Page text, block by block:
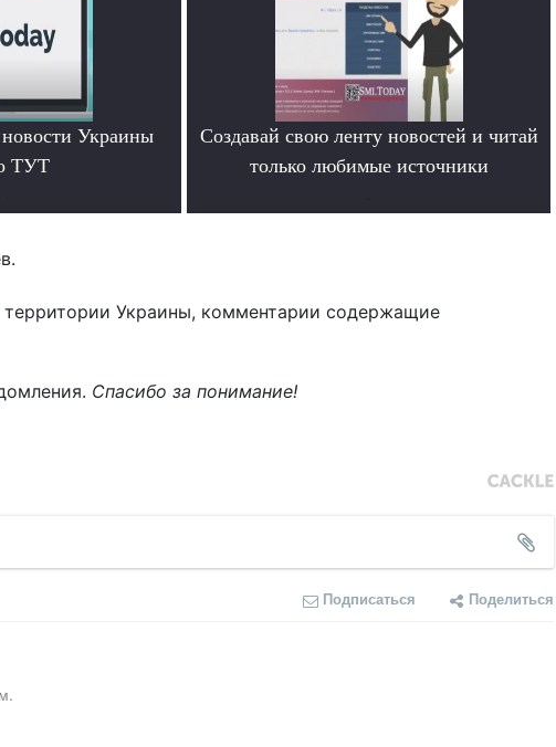
Украины
ТУТ
Создавай свою ленту новостей и читай
только любимые источники
Украины, комментарии содержащие
Спасибо за понимание!
Подписаться Поделиться